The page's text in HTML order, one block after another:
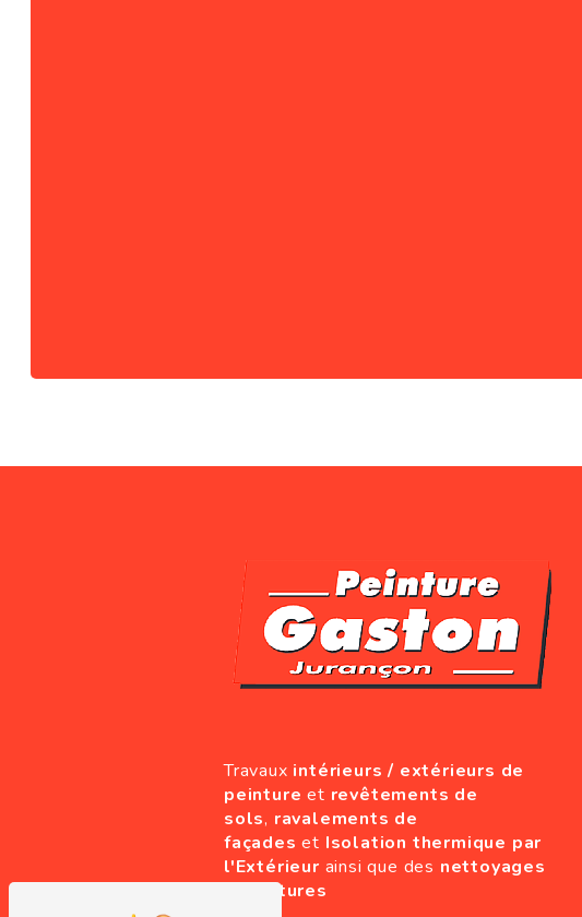
Travaux intérieurs / extérieurs de
peinture et revêtements de
sols, ravalements de
façades et Isolation thermique par
l'Extérieur ainsi que des nettoyages
de toitures